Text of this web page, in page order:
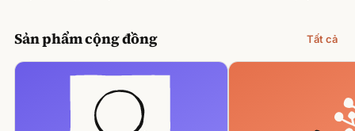
Sản phẩm cộng đồng Tất cả